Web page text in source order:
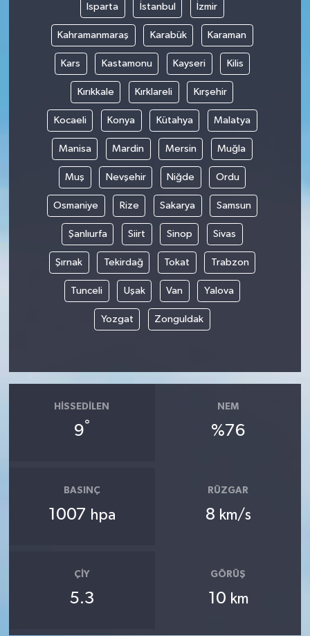
Isparta İstanbul İzmir
Kahramanmaraş Karabük Karaman
Kars Kastamonu Kayseri Kilis
Kırıkkale Kırklareli Kırşehir
Kocaeli Konya Kütahya Malatya
Manisa Mardin Mersin Muğla
Muş Nevşehir Niğde Ordu
Osmaniye Rize Sakarya Samsun
Şanlıurfa Siirt Sinop Sivas
Şırnak Tekirdağ Tokat Trabzon
Tunceli Uşak Van Yalova
Yozgat Zonguldak
HISSEDILEN
9°
NEM
%76
BASINÇ
1007 hpa
RÜZGAR
8 km/s
ÇIY
5.3
GÖRÜŞ
10 km